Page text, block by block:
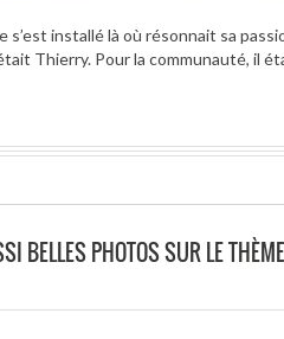
s’est installé là où résonnait sa
Thierry. Pour la communauté, il
BELLES PHOTOS SUR LE